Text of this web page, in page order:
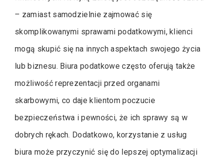
– zamiast samodzielnie zajmować się
skomplikowanymi sprawami podatkowymi, klienci
mogą skupić się na innych aspektach swojego życia
lub biznesu. Biura podatkowe często oferują także
możliwość reprezentacji przed organami
skarbowymi, co daje klientom poczucie
bezpieczeństwa i pewności, że ich sprawy są w
dobrych rękach. Dodatkowo, korzystanie z usług
biura może przyczynić się do lepszej optymalizacji